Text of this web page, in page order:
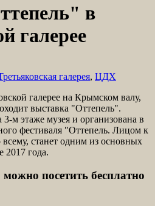
в
галерее
галерея, ЦДХ
галерее на Крымском валу,
выставка "Оттепель".
м этаже музея и организована в
фестиваля "Оттепель. Лицом к
станет одним из основных
2017 года.
посетить бесплатно